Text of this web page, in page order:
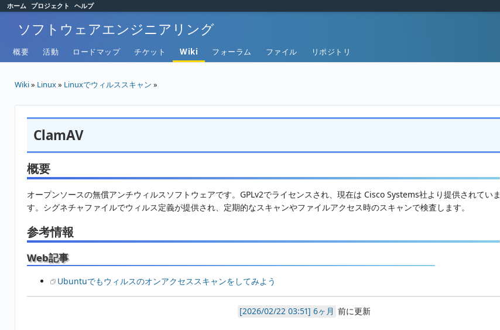
ホーム プロジェクト ヘルプ
ソフトウェアエンジニアリング
概要 活動 ロードマップ チケット Wiki フォーラム ファイル リポジトリ
Wiki» Linux» Linuxでウィルススキャン »
ClamAV
概要
オープンソースの無償アンチウィルスソフトウェアです。GPLv2でライセンスされ、現在は Cisco Systems社より提供されていま
す。シグネチャファイルでウィルス定義が提供され、定期的なスキャンやファイルアクセス時のスキャンで検査します。
参考情報
Web記事
Ubuntuでもウィルスのオンアクセススキャンをしてみよう
6ヶ月 前に更新